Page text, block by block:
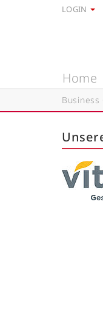
LOGIN
Home
Business